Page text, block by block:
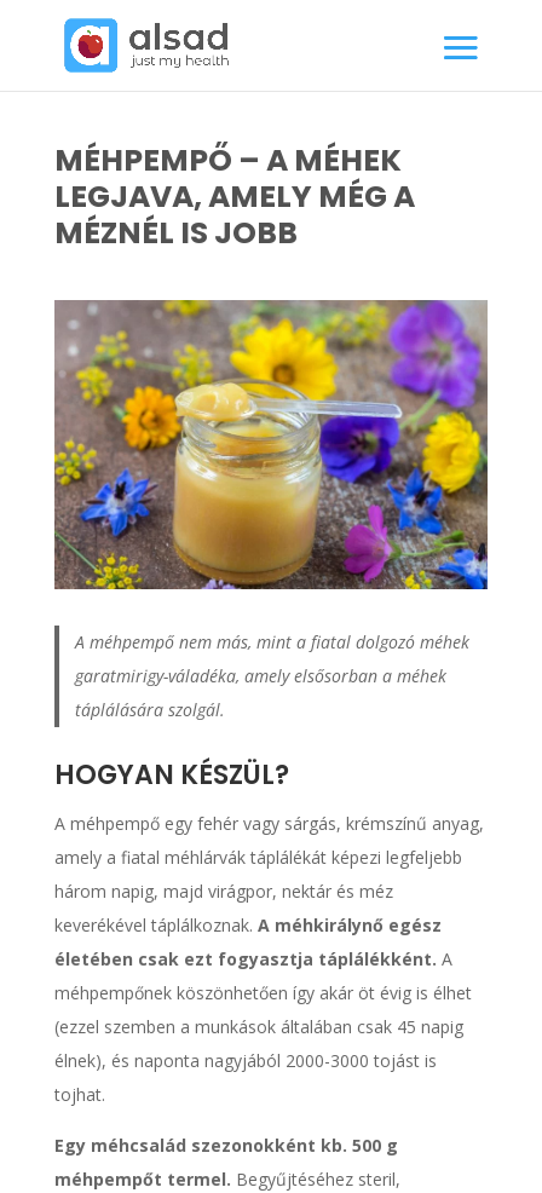
MÉHPEMPŐ – A MÉHEK
LEGJAVA, AMELY MÉG A
MÉZNÉL IS JOBB
A méhpempő nem más, mint a fiatal dolgozó méhek
garatmirigy-váladéka, amely elsősorban a méhek
táplálására szolgál.
HOGYAN KÉSZÜL?
A méhpempő egy fehér vagy sárgás, krémszínű anyag,
amely a fiatal méhlárvák táplálékát képezi legfeljebb
három napig, majd virágpor, nektár és méz
keverékével táplálkoznak. A méhkirálynő egész
életében csak ezt fogyasztja táplálékként. A
méhpempőnek köszönhetően így akár öt évig is élhet
(ezzel szemben a munkások általában csak 45 napig
élnek), és naponta nagyjából 2000-3000 tojást is
tojhat.
Egy méhcsalád szezonokként kb. 500 g
méhpempőt termel. Begyűjtéséhez steril,